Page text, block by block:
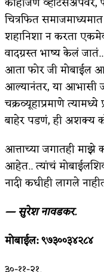
चित्रफित
शहानिशा न करता
वादग्रस्त भाष्य केलं जातं..
आता फोर जी मोबाईल
आल्यानंतर, या आभासी
चक्रव्यूहाप्रमाणे
बाहेर पडणं, ही अशक्य
आत्ताच्या जगातही माझे
आहेत.. त्यांचं
नादी कधीही लागले
— सुरेश नावडकर.
मोबाईल: ९७३००३४२८४